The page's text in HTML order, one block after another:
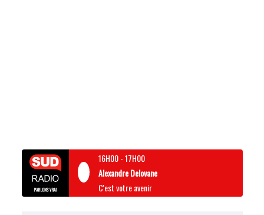
16H00-17H00
Alexandre Delovane
C'est votre avenir